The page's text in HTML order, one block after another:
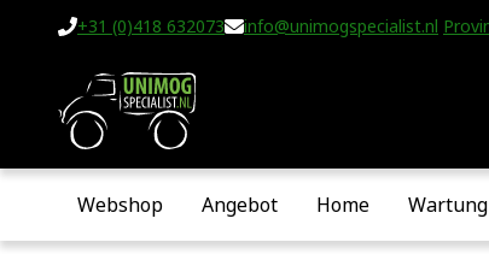
+31 (0)418 632073 info@unimogspecialist.nl
Webshop Angebot Home Wartung